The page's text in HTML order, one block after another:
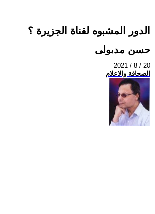
الدور المشبوه لقناة الجزيرة ؟
حسن مدبولى
2021 / 8 / 20
الصحافة والاعلام